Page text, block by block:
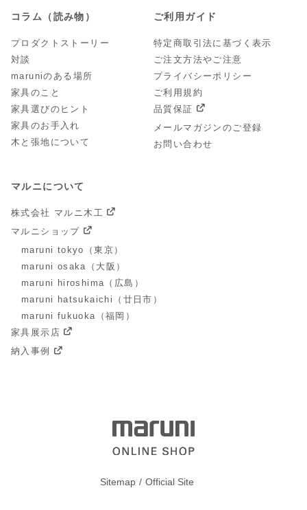
コラム（読み物）
プロダクトストーリー
対談
maruniのある場所
家具のこと
家具選びのヒント
家具のお手入れ
木と張地について
ご利用ガイド
特定商取引法に基づく表示
ご注文方法やご注意
プライバシーポリシー
ご利用規約
品質保証
メールマガジンのご登録
お問い合わせ
マルニについて
株式会社 マルニ木工
マルニショップ
maruni tokyo（東京）
maruni osaka（大阪）
maruni hiroshima（広島）
maruni hatsukaichi（廿日市）
maruni fukuoka（福岡）
家具展示店
納入事例
Sitemap Official Site